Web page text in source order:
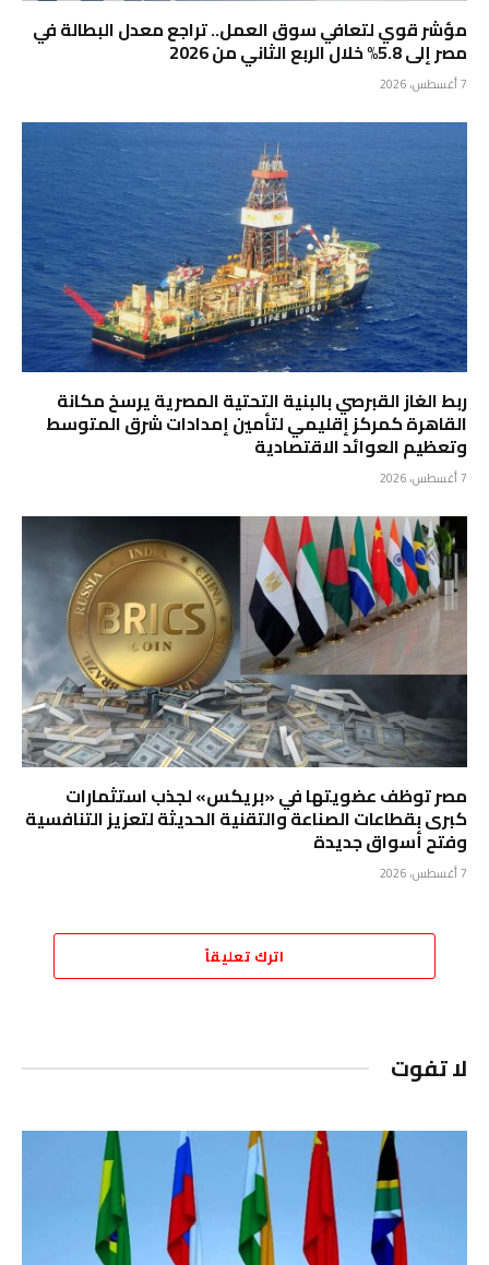
مؤشر قوي لتعافي سوق العمل.. تراجع معدل البطالة في
مصر إلى 5.8% خلال الربع الثاني من 2026
7 أغسطس، 2026
ربط الغاز القبرصي بالبنية التحتية المصرية يرسخ مكانة
القاهرة كمركز إقليمي لتأمين إمدادات شرق المتوسط
وتعظيم العوائد الاقتصادية
7 أغسطس، 2026
مصر توظف عضويتها في «بريكس» لجذب استثمارات
كبرى بقطاعات الصناعة والتقنية الحديثة لتعزيز التنافسية
وفتح أسواق جديدة
7 أغسطس، 2026
اترك تعليقاً
لا تفوت